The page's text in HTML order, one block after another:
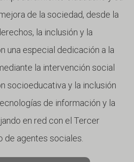
de la sociedad, desde la
la inclusión y la
una especial dedicación a la
la intervención social
socioeducativa y la inclusión
de información y la
en red con el Tercer
de agentes sociales.